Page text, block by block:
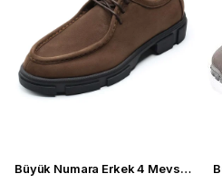
Büyük Numara Erkek 4 Mevsim Ayakkabı - PASA103 Kahve